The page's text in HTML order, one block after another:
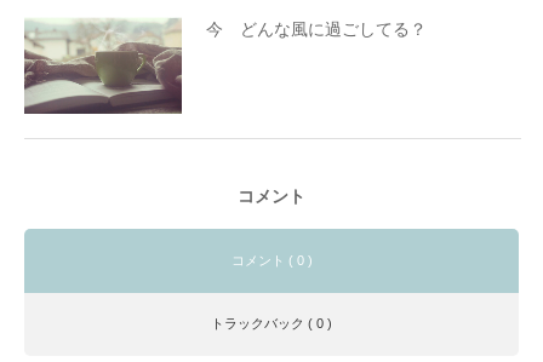
今 どんな風に過ごしてる？
コメント
コメント ( 0 )
トラックバック ( 0 )